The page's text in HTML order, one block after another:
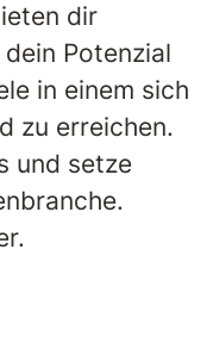
dir
Potenzial
in einem sich
zu erreichen.
und setze